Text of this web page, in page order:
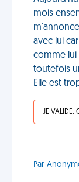
mois
avec lui
comme lui
toutefois
Elle est
Par